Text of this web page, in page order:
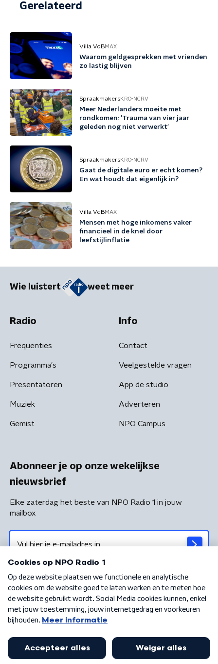
Gerelateerd
Villa VdBMAX
Waarom geldgesprekken met vrienden
zo lastig blijven
SpraakmakersKRO-NCRV
Meer Nederlanders moeite met
rondkomen: 'Trauma van vier jaar
geleden nog niet verwerkt'
SpraakmakersKRO-NCRV
Gaat de digitale euro er echt komen?
En wat houdt dat eigenlijk in?
Villa VdBMAX
Mensen met hoge inkomens vaker
financieel in de knel door
leefstijlinflatie
Wie luistert weet meer
Radio
Frequenties
Programma's
Presentatoren
Muziek
Gemist
Info
Contact
Veelgestelde vragen
App de studio
Adverteren
NPO Campus
Abonneer je op onze wekelijkse
nieuwsbrief
Elke zaterdag het beste van NPO Radio 1 in jouw
mailbox
Algemene voorwaarden